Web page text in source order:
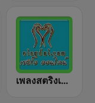
เพลงสตริงเก่า Eingdoi Radio